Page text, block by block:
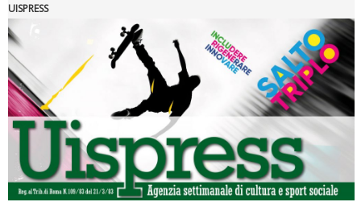
Luglio 2026: "Pensando con i piedi, si possono fare le
rivoluzioni"
UISPRESS